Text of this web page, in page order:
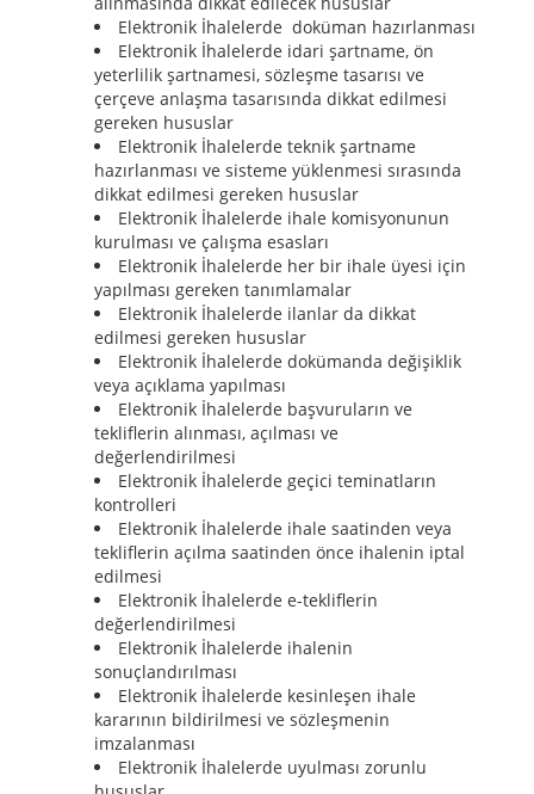
Elektronik İhalelerde doküman hazırlanması
Elektronik İhalelerde idari şartname, ön
yeterlilik şartnamesi, sözleşme tasarısı ve
çerçeve anlaşma tasarısında dikkat edilmesi
gereken hususlar
Elektronik İhalelerde teknik şartname
hazırlanması ve sisteme yüklenmesi sırasında
dikkat edilmesi gereken hususlar
Elektronik İhalelerde ihale komisyonunun
kurulması ve çalışma esasları
Elektronik İhalelerde her bir ihale üyesi için
yapılması gereken tanımlamalar
Elektronik İhalelerde ilanlar da dikkat
edilmesi gereken hususlar
Elektronik İhalelerde dokümanda değişiklik
veya açıklama yapılması
Elektronik İhalelerde başvuruların ve
tekliflerin alınması, açılması ve
değerlendirilmesi
Elektronik İhalelerde geçici teminatların
kontrolleri
Elektronik İhalelerde ihale saatinden veya
tekliflerin açılma saatinden önce ihalenin iptal
edilmesi
Elektronik İhalelerde e-tekliflerin
değerlendirilmesi
Elektronik İhalelerde ihalenin
sonuçlandırılması
Elektronik İhalelerde kesinleşen ihale
kararının bildirilmesi ve sözleşmenin
imzalanması
Elektronik İhalelerde uyulması zorunlu